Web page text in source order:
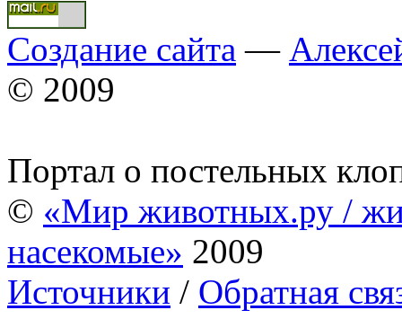
Создание сайта —
© 2009
Портал о постельных
© «Мир животных.ру /
насекомые» 2009
Источники / Обратная